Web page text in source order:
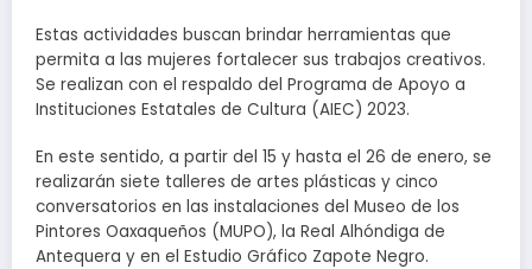
Estas actividades buscan brindar herramientas que
permita a las mujeres fortalecer sus trabajos creativos.
Se realizan con el respaldo del Programa de Apoyo a
Instituciones Estatales de Cultura (AIEC) 2023.
En este sentido, a partir del 15 y hasta el 26 de enero, se
realizarán siete talleres de artes plásticas y cinco
conversatorios en las instalaciones del Museo de los
Pintores Oaxaqueños (MUPO), la Real Alhóndiga de
Antequera y en el Estudio Gráfico Zapote Negro.